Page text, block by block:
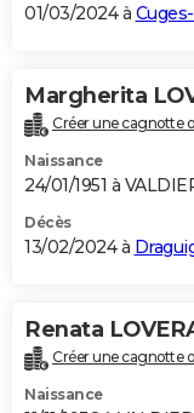
01/03/2024 à
Margherita
Créer une cagnotte
Naissance
24/01/1951 à
Décès
13/02/2024 à
Renata
Créer une cagnotte
Naissance